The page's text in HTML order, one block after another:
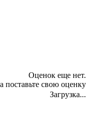
Оценок еще нет.
поставьте свою оценку
Загрузка...